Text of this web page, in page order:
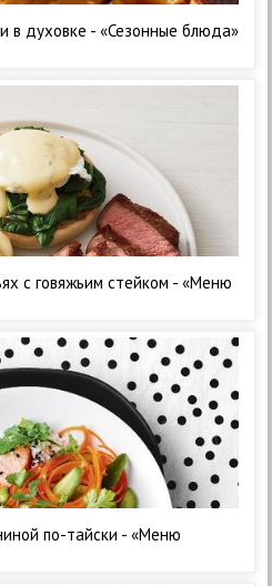
в духовке - «Сезонные блюда»
с говяжьим стейком - «Меню
по-тайски - «Меню